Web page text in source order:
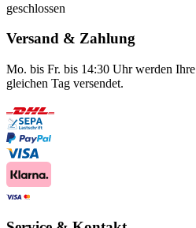
geschlossen
Versand & Zahlung
Mo. bis Fr. bis 14:30 Uhr werden
gleichen Tag versendet.